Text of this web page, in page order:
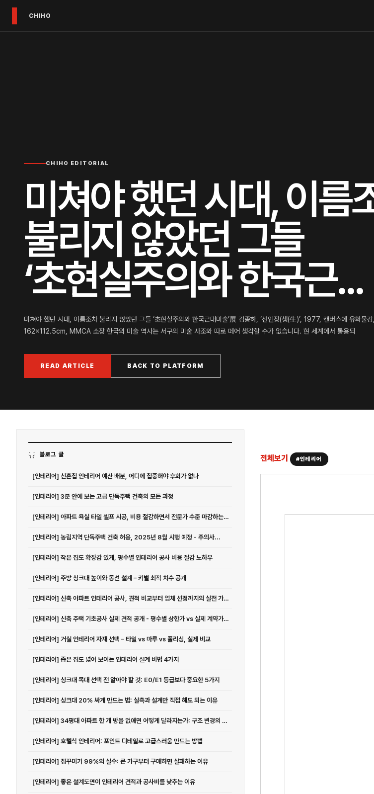
CHIHO
CHIHO EDITORIAL
미쳐야 했던 시대, 이름
불리지 않았던 그들
‘초현실주의와 한국근...
미쳐야 했던 시대, 이름조차 불리지 않았던 그들 ‘초현실주의와 한국근대미술’展 김종하, ‘선인장(생(生)’, 1977, 캔버스에 유화물감,
162×112.5cm, MMCA 소장 한국의 미술 역사는 서구의 미술 사조와 따로 떼어 생각할 수가 없습니다. 현 세계에서 통용되
READ ARTICLE BACK TO PLATFORM
블로그 글
[인테리어] 신혼집 인테리어 예산 배분, 어디에 집중해야 후회가 없나
[인테리어] 3분 안에 보는 고급 단독주택 건축의 모든 과정
[인테리어] 아파트 욕실 타일 셀프 시공, 비용 절감하면서 전문가 수준 마감하는 방법
[인테리어] 농림지역 단독주택 건축 허용, 2025년 8월 시행 예정 - 주의사...
[인테리어] 작은 집도 확장감 있게, 평수별 인테리어 공사 비용 절감 노하우
[인테리어] 주방 싱크대 높이와 동선 설계 – 키별 최적 치수 공개
[인테리어] 신축 아파트 인테리어 공사, 견적 비교부터 업체 선정까지의 실전 가이드
[인테리어] 신축 주택 기초공사 실제 견적 공개 - 평수별 상한가 vs 실제 계약가 비교분석
[인테리어] 거실 인테리어 자재 선택 – 타일 vs 마루 vs 폴리싱, 실제 비교
[인테리어] 좁은 집도 넓어 보이는 인테리어 설계 비법 4가지
[인테리어] 싱크대 목대 선택 전 알아야 할 것: E0/E1 등급보다 중요한 5가지
[인테리어] 싱크대 20% 싸게 만드는 법: 실측과 설계만 직접 해도 되는 이유
[인테리어] 34평대 아파트 한 개 방을 없애면 어떻게 달라지는가: 구조 변경의 정석
[인테리어] 호텔식 인테리어: 포인트 디테일로 고급스러움 만드는 방법
[인테리어] 집꾸미기 99%의 실수: 큰 가구부터 구매하면 실패하는 이유
[인테리어] 좋은 설계도면이 인테리어 견적과 공사비를 낮추는 이유
전체보기 #인테리어